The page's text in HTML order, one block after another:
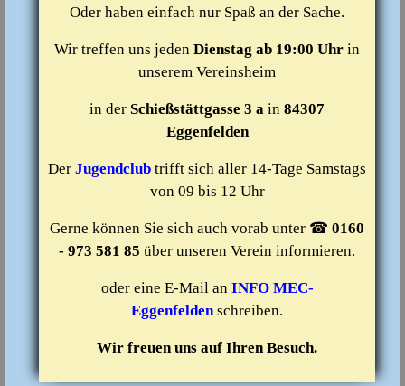
Oder haben einfach nur Spaß an der Sache.
Wir treffen uns jeden Dienstag ab 19:00 Uhr in
unserem Vereinsheim
in der Schießstättgasse 3 a in 84307
Eggenfelden
Der Jugendclub trifft sich aller 14-Tage Samstags
von 09 bis 12 Uhr
Gerne können Sie sich auch vorab unter ☎ 0160
- 973 581 85 über unseren Verein informieren.
oder eine E-Mail an INFO MEC-
Eggenfeldenschreiben.
Wir freuen uns auf Ihren Besuch.